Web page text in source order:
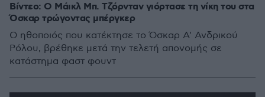
Βίντεο: Ο Μάικλ Μπ. Τζόρνταν γιόρτασε τη νίκη του στα
Όσκαρ τρώγοντας μπέργκερ
Ο ηθοποιός που κατέκτησε το Όσκαρ Α' Ανδρικού
Ρόλου, βρέθηκε μετά την τελετή απονομής σε
κατάστημα φαστ φουντ